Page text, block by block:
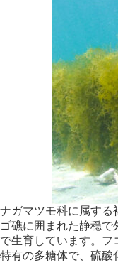
ナガマツモ科に属する
ゴ礁に囲まれた静穏
で生育しています。フ
特有の多糖体で、硫酸